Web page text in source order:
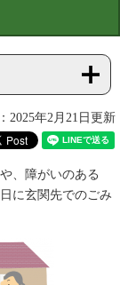
2025年2月21日更新
、障がいのある
に玄関先でのごみ